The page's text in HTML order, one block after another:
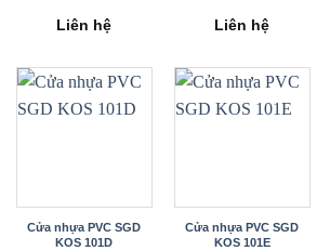
Liên hệ Liên hệ
Cửa nhựa PVC SGD
KOS 101D
Cửa nhựa PVC SGD
KOS 101E